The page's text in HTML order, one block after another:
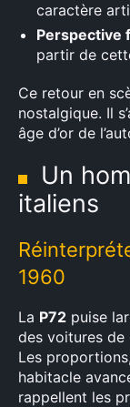
caractère
Perspective
partir de
Ce retour en
nostalgique. Il
âge d’or de
Un
italiens
1960
La P72 puise
des voitures de
Les
habitacle
rappellent les